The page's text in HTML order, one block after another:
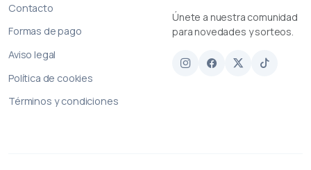
Contacto
Formas de pago
Aviso legal
Política de cookies
Términos y condiciones
Únete a nuestra comunidad
para novedades y sorteos.